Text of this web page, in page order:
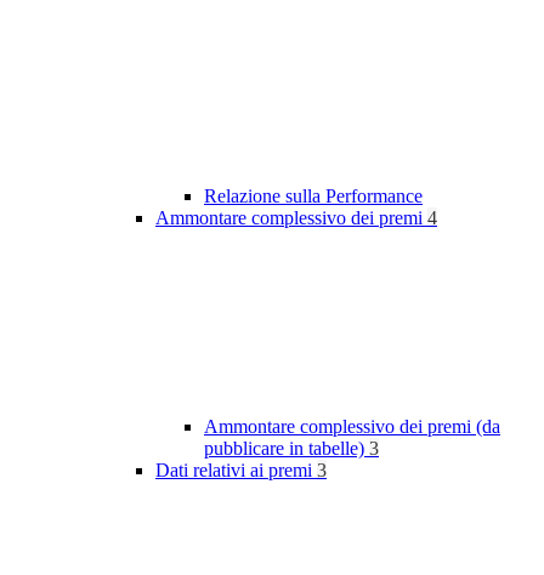
Relazione sulla Performance
Ammontare complessivo dei premi 4
Ammontare complessivo dei premi (da
pubblicare in tabelle) 3
Dati relativi ai premi 3